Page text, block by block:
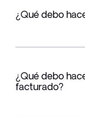
¿Qué debo
¿Qué debo
facturado?